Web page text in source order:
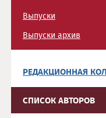
Выпуски
Выпуски архив
РЕДАКЦИОННАЯ
СПИСОК АВТОРОВ